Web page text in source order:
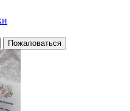
Пожаловаться